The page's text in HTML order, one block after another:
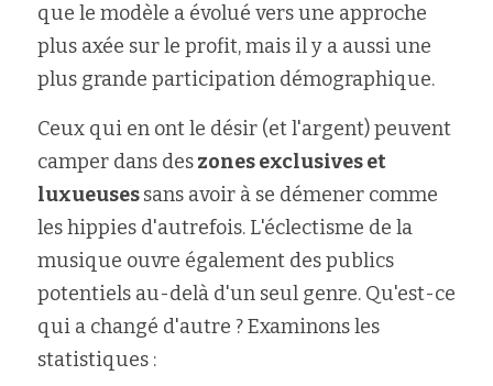
que le modèle a évolué vers une approche
plus axée sur le profit, mais il y a aussi une
plus grande participation démographique.
Ceux qui en ont le désir (et l'argent) peuvent
camper dans des zones exclusives et
luxueuses sans avoir à se démener comme
les hippies d'autrefois. L'éclectisme de la
musique ouvre également des publics
potentiels au-delà d'un seul genre. Qu'est-ce
qui a changé d'autre ? Examinons les
statistiques :